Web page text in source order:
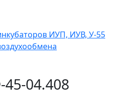
ИУП, ИУВ, У-55
04.408